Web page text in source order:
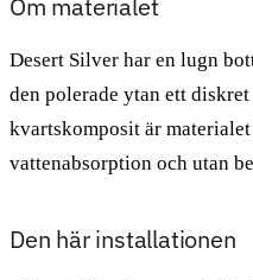
Desert Silver har en lugn
den polerade ytan ett
kvartskomposit är
vattenabsorption och utan
Den här installationen